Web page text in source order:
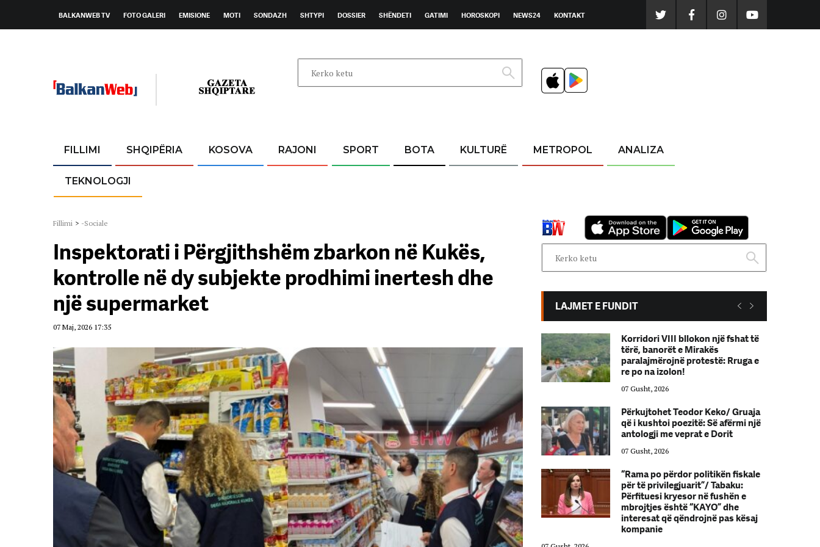
BALKANWEB TV FOTO GALERI EMISIONE MOTI SONDAZH SHTYPI DOSSIER SHËNDETI GATIMI HOROSKOPI NEWS24 KONTAKT
FILLIMI SHQIPËRIA KOSOVA RAJONI SPORT BOTA KULTURË METROPOL ANALIZA
TEKNOLOGJI
Fillimi > -Sociale
Inspektorati i Përgjithshëm zbarkon në Kukës,
kontrolle në dy subjekte prodhimi inertesh dhe
një supermarket
07 Maj, 2026 17:35
LAJMET E FUNDIT
tërë, banorët e Mirakës
paralajmërojnë protestë: Rruga e
07 Gusht, 2026
Përkujtohet Teodor Keko/ Gruaja
që i kushtoi poezitë: Së afërmi një
antologji me veprat e Dorit
07 Gusht, 2026
“Rama po përdor politikën fiskale
për të privilegjuarit”/ Tabaku:
Përfituesi kryesor në fushën e
mbrojtjes është “KAYO” dhe
interesat që qëndrojnë pas kësaj
kompanie
Korridori VIII bllokon një fshat të
tërë, banorët e Mirakës
paralajmërojnë protestë: Rruga e
re po na izolon!
07 Gusht, 2026
Përkujtohet Teodor Keko/ Gruaja
që i kushtoi poezitë: Së afërmi një
antologji me veprat e Dorit
07 Gusht, 2026
“Rama po përdor politikën fiskale
për të privilegjuarit”/ Tabaku:
Përfituesi kryesor në fushën e
mbrojtjes është “KAYO” dhe
interesat që qëndrojnë pas kësaj
kompanie